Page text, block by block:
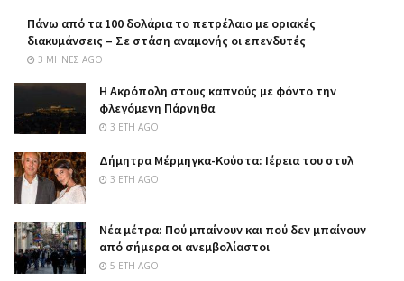
Πάνω από τα 100 δολάρια το πετρέλαιο με οριακές
διακυμάνσεις – Σε στάση αναμονής οι επενδυτές
3 ΜΉΝΕΣ AGO
Η Ακρόπολη στους καπνούς με φόντο την
φλεγόμενη Πάρνηθα
3 ΈΤΗ AGO
Δήμητρα Μέρμηγκα-Κούστα: Ιέρεια του στυλ
3 ΈΤΗ AGO
Νέα μέτρα: Πού μπαίνουν και πού δεν μπαίνουν
από σήμερα οι ανεμβολίαστοι
5 ΈΤΗ AGO